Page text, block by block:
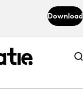
Download
Abonneer nu
Abonneer nu